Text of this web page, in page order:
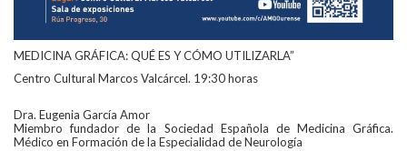
MEDICINA GRÁFICA: QUÉ ES Y CÓMO UTILIZARLA”
Centro Cultural Marcos Valcárcel. 19:30 horas
Dra. Eugenia García Amor
Miembro fundador de la Sociedad Española de Medicina Gráfica.
Médico en Formación de la Especialidad de Neurología